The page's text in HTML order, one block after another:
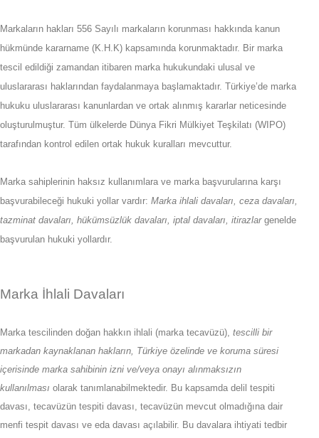
Markaların hakları 556 Sayılı markaların korunması hakkında kanun
hükmünde kararname (K.H.K) kapsamında korunmaktadır. Bir marka
tescil edildiği zamandan itibaren marka hukukundaki ulusal ve
uluslararası haklarından faydalanmaya başlamaktadır. Türkiye’de marka
hukuku uluslararası kanunlardan ve ortak alınmış kararlar neticesinde
oluşturulmuştur. Tüm ülkelerde Dünya Fikri Mülkiyet Teşkilatı (WIPO)
tarafından kontrol edilen ortak hukuk kuralları mevcuttur.
Marka sahiplerinin haksız kullanımlara ve marka başvurularına karşı
başvurabileceği hukuki yollar vardır: Marka ihlali davaları, ceza davaları,
tazminat davaları, hükümsüzlük davaları, iptal davaları, itirazlar genelde
başvurulan hukuki yollardır.
Marka İhlali Davaları
Marka tescilinden doğan hakkın ihlali (marka tecavüzü), tescilli bir
markadan kaynaklanan hakların, Türkiye özelinde ve koruma süresi
içerisinde marka sahibinin izni ve/veya onayı alınmaksızın
kullanılması olarak tanımlanabilmektedir. Bu kapsamda delil tespiti
davası, tecavüzün tespiti davası, tecavüzün mevcut olmadığına dair
menfi tespit davası ve eda davası açılabilir. Bu davalara ihtiyati tedbir